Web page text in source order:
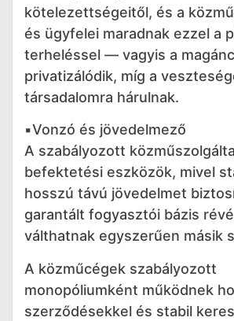
kötelezettségeitől, és a
és ügyfelei maradnak ezzel a
terheléssel — vagyis a
privatizálódik, míg a
társadalomra hárulnak.
▪️Vonzó és jövedelmező
A szabályozott
befektetési eszközök, mivel
hosszú távú jövedelmet
garantált fogyasztói bázis
válthatnak egyszerűen másik
A közműcégek szabályozott
monopóliumként működnek
szerződésekkel és stabil